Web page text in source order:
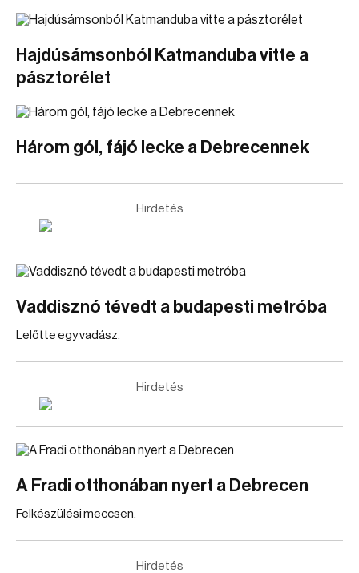
Hajdúsámsonból Katmanduba vitte a
pásztorélet
Három gól, fájó lecke a Debrecennek
Hirdetés
Vaddisznó tévedt a budapesti metróba
Lelőtte egy vadász.
Hirdetés
A Fradi otthonában nyert a Debrecen
Felkészülési meccsen.
Hirdetés